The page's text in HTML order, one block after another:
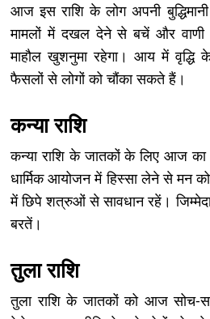
आज इस राशि के लोग अपनी
मामलों में दखल देने से बचें और
माहौल खुशनुमा रहेगा। आय में
फैसलों से लोगों को चौंका सकते हैं।
कन्या राशि
कन्या राशि के जातकों के लिए आज
धार्मिक आयोजन में हिस्सा लेने से मन
में छिपे शत्रुओं से सावधान रहें।
बरतें।
तुला राशि
तुला राशि के जातकों को आज सोच-